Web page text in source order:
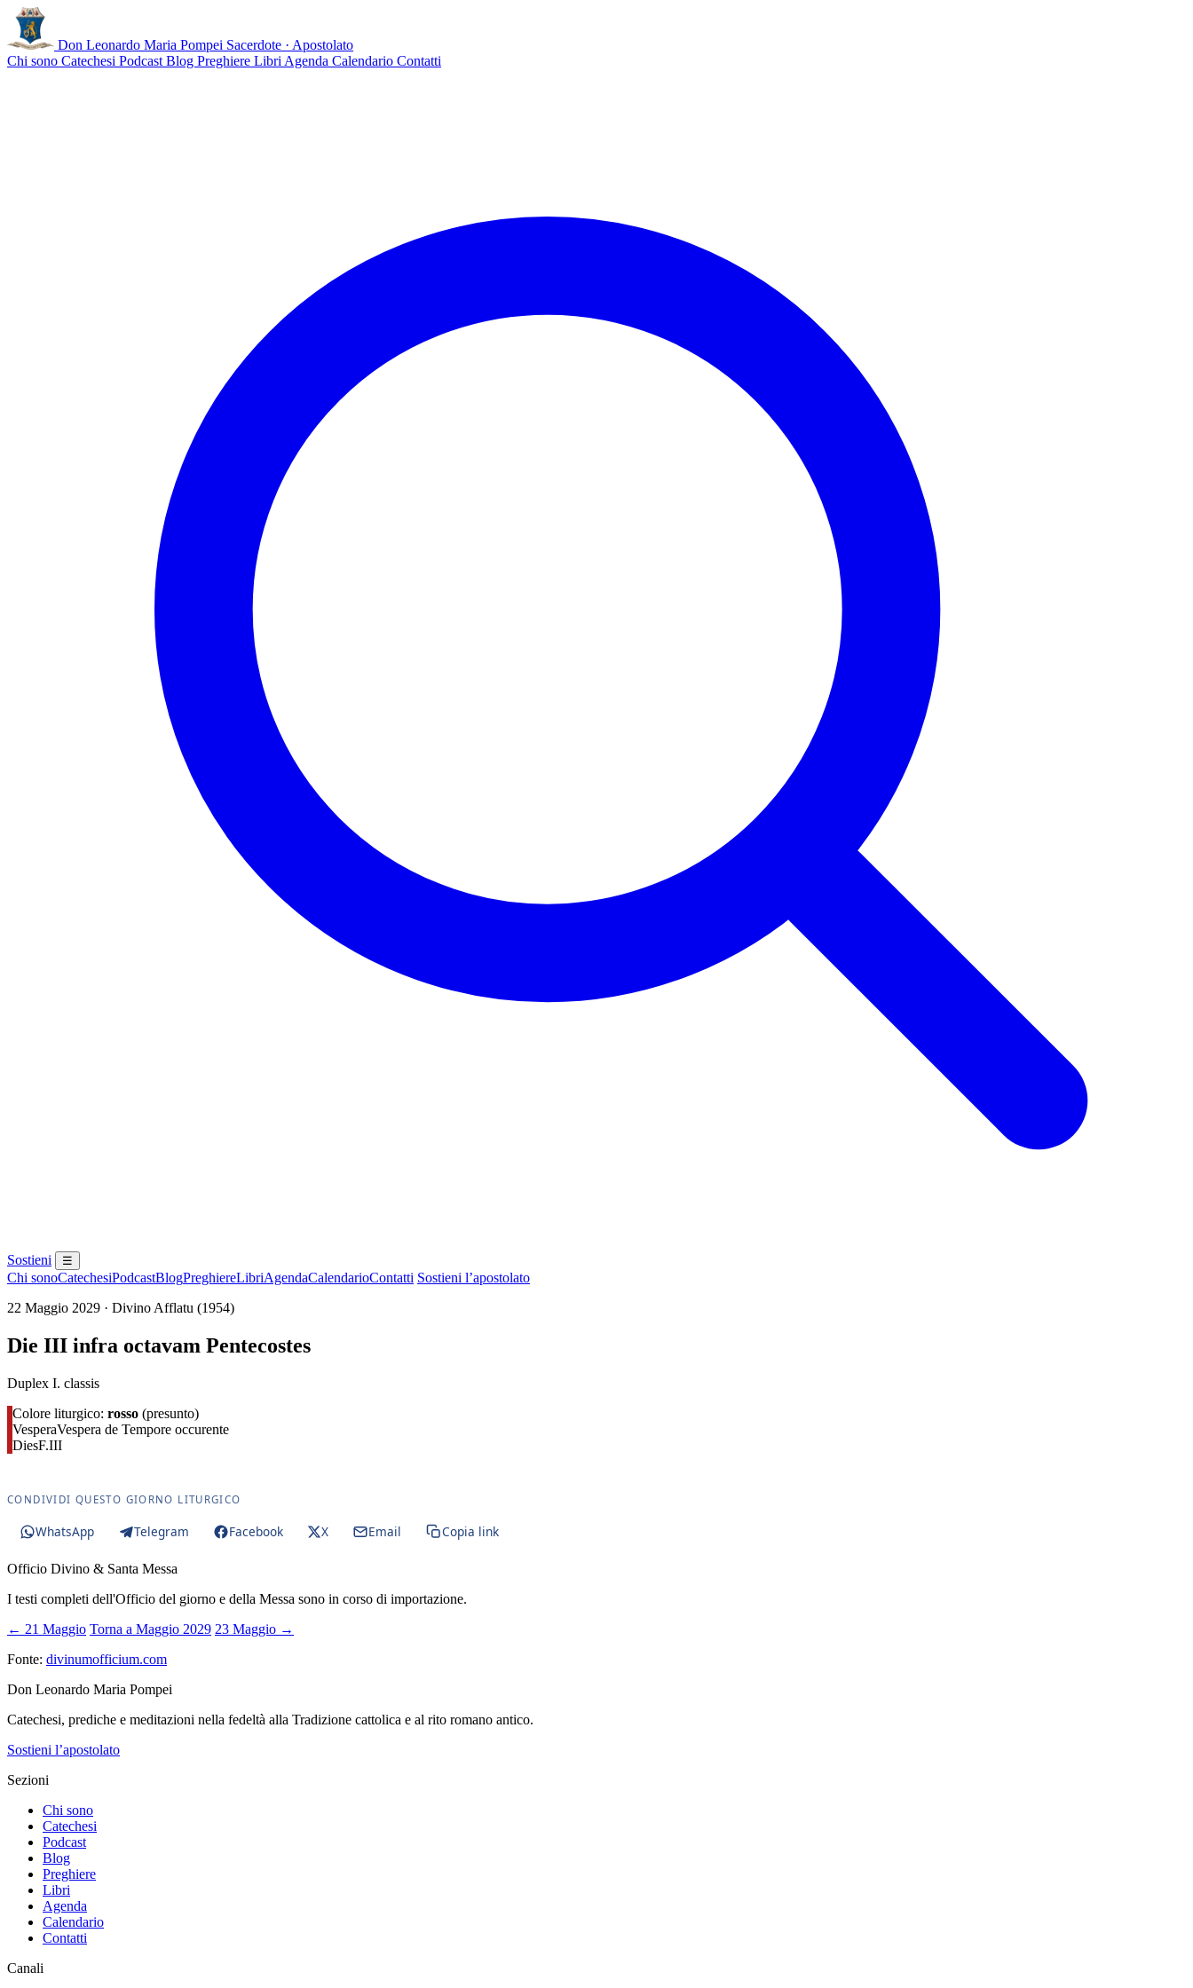
Don Leonardo Maria Pompei Sacerdote · Apostolato
Chi sono Catechesi Podcast Blog Preghiere Libri Agenda Calendario Contatti
Sostieni ☰
Chi sonoCatechesiPodcastBlogPreghiereLibriAgendaCalendarioContatti Sostieni l’apostolato
22 Maggio 2029 · Divino Afflatu (1954)
Die III infra octavam Pentecostes
Duplex I. classis
Colore liturgico: rosso (presunto)
VesperaVespera de Tempore occurente
DiesF.III
CONDIVIDI QUESTO GIORNO LITURGICO
WhatsApp Telegram Facebook X Email Copia link
Officio Divino & Santa Messa
I testi completi dell'Officio del giorno e della Messa sono in corso di importazione.
← 21 Maggio Torna a Maggio 2029 23 Maggio →
Fonte: divinumofficium.com
Don Leonardo Maria Pompei
Catechesi, prediche e meditazioni nella fedeltà alla Tradizione cattolica e al rito romano antico.
Sostieni l’apostolato
Sezioni
Chi sono
Catechesi
Podcast
Blog
Preghiere
Libri
Agenda
Calendario
Contatti
Canali